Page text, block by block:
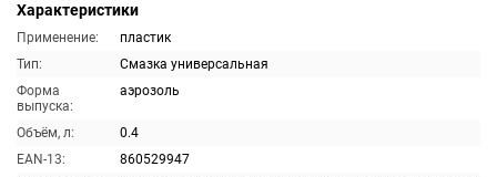
Характеристики
Применение:
пластик
Тип:
Смазка универсальная
Форма
выпуска:
аэрозоль
Объём, л:
0.4
EAN-13:
860529947